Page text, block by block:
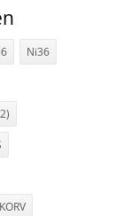
Ni36
KORV